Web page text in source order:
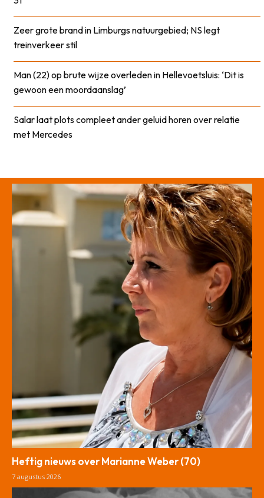
Zeer grote brand in Limburgs natuurgebied; NS legt
treinverkeer stil
Man (22) op brute wijze overleden in Hellevoetsluis: ‘Dit is
gewoon een moordaanslag’
Salar laat plots compleet ander geluid horen over relatie
met Mercedes
Heftig nieuws over Marianne Weber (70)
7 augustus 2026